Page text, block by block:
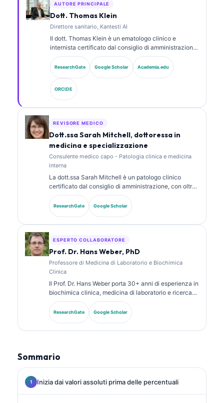
AUTORE PRINCIPALE
Dott. Thomas Klein
Direttore sanitario, Kantesti AI
Il dott. Thomas Klein è un ematologo clinico e
internista certificato dal consiglio di amministrazione,
con oltre 15 anni di esperienza in medicina di
laboratorio e analisi clinica assistita da AI. In qualità
di Chief Medical Officer presso Kantesti AI, fornisce
supervisione clinica sull’accuratezza medica della
rete neurale proprietaria. Il dott. Klein ha pubblicato
ampiamente su interpretazione dei biomarcatori e
diagnostica di laboratorio su argomenti di medicina di
ResearchGate Google Scholar Academia.edu
ORCIDE
REVISORE MEDICO
Dott.ssa Sarah Mitchell, dottoressa in
medicina e specializzazione
Consulente medico capo - Patologia clinica e medicina
interna
La dott.ssa Sarah Mitchell è un patologo clinico
certificato dal consiglio di amministrazione, con oltre
18 anni di esperienza in medicina di laboratorio e
analisi diagnostica. Possiede certificazioni di
specializzazione in chimica clinica e ha pubblicato
ResearchGate Google Scholar
ESPERTO COLLABORATORE
Prof. Dr. Hans Weber, PhD
Professore di Medicina di Laboratorio e Biochimica
Clinica
Il Prof. Dr. Hans Weber porta 30+ anni di esperienza in
biochimica clinica, medicina di laboratorio e ricerca
sui biomarcatori. Ex Presidente della Società Tedesca
di Chimica Clinica, si specializza nell’analisi dei
pannelli diagnostici, nella standardizzazione dei
ResearchGate Google Scholar
Sommario
Inizia dai valori assoluti prima delle percentuali